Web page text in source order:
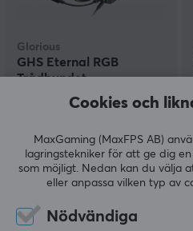
Glorious
GHS Eternal RGB
Trådbundet
Gamingheadset - Svart
969 kr
Cookies och
MaxGaming (MaxFPS AB)
lagringstekniker för att ge dig
som möjligt. Nedan kan du välja
eller anpassa vilken typ av
Nödvändiga